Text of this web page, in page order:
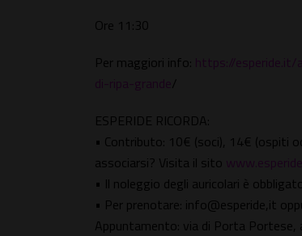
Ore 11:30
Per maggiori info: https://
di-ripa-grande/
ESPERIDE RICORDA:
• Contributo: 10€ (soci), 14€ (ospiti
associarsi? Visita il sito
• Il noleggio degli auricolari è
• Per prenotare: info@esperide,it
Appuntamento: via di Porta Portese,